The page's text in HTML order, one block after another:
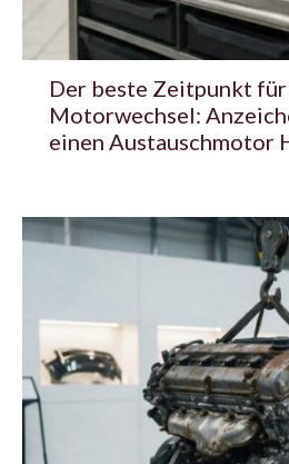
Der beste Zeitpunkt
Motorwechsel:
einen Austauschmotor